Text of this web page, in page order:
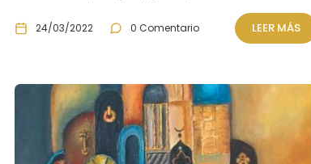
24/03/2022 0 Comentario LEER MÁS